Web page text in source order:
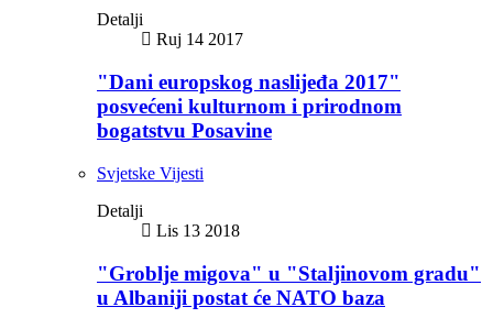
Detalji
Ruj 14 2017
"Dani europskog naslijeđa 2017"
posvećeni kulturnom i prirodnom
bogatstvu Posavine
Svjetske Vijesti
Detalji
Lis 13 2018
"Groblje migova" u "Staljinovom gradu"
u Albaniji postat će NATO baza